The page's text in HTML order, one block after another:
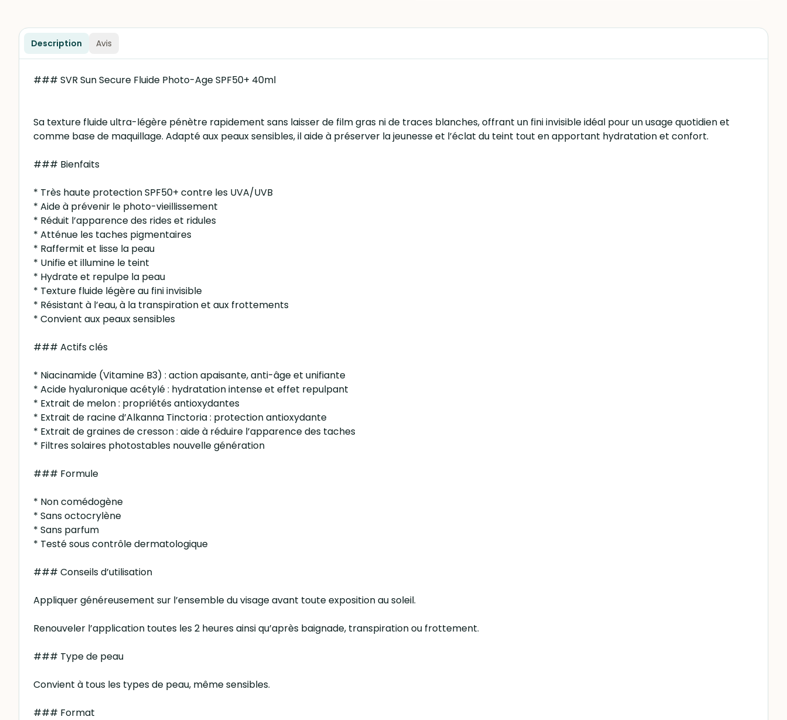
Description Avis
### SVR Sun Secure Fluide Photo-Age SPF50+ 40ml
Sa texture fluide ultra-légère pénètre rapidement sans laisser de film gras ni de traces blanches, offrant un fini invisible idéal pour un usage quotidien et
comme base de maquillage. Adapté aux peaux sensibles, il aide à préserver la jeunesse et l’éclat du teint tout en apportant hydratation et confort.
### Bienfaits
* Très haute protection SPF50+ contre les UVA/UVB
* Aide à prévenir le photo-vieillissement
* Réduit l’apparence des rides et ridules
* Atténue les taches pigmentaires
* Raffermit et lisse la peau
* Unifie et illumine le teint
* Hydrate et repulpe la peau
* Texture fluide légère au fini invisible
* Résistant à l’eau, à la transpiration et aux frottements
* Convient aux peaux sensibles
### Actifs clés
* Niacinamide (Vitamine B3) : action apaisante, anti-âge et unifiante
* Acide hyaluronique acétylé : hydratation intense et effet repulpant
* Extrait de melon : propriétés antioxydantes
* Extrait de racine d’Alkanna Tinctoria : protection antioxydante
* Extrait de graines de cresson : aide à réduire l’apparence des taches
* Filtres solaires photostables nouvelle génération
### Formule
* Non comédogène
* Sans octocrylène
* Sans parfum
* Testé sous contrôle dermatologique
### Conseils d’utilisation
Appliquer généreusement sur l’ensemble du visage avant toute exposition au soleil.
Renouveler l’application toutes les 2 heures ainsi qu’après baignade, transpiration ou frottement.
### Type de peau
Convient à tous les types de peau, même sensibles.
### Format